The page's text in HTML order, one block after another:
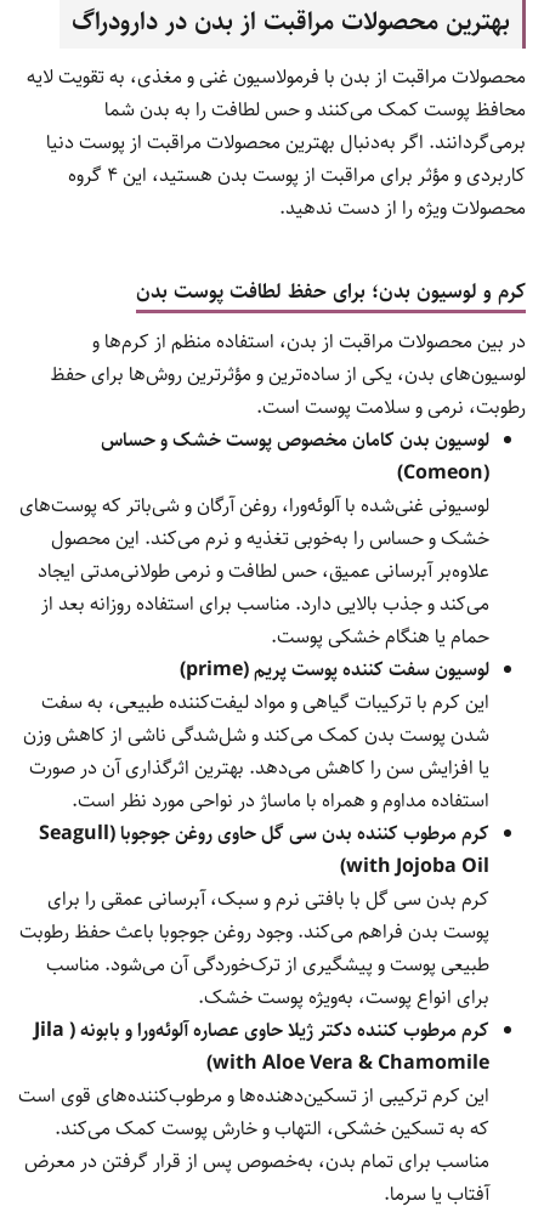
بهترین محصولات مراقبت از بدن در دارودراگ
محصولات مراقبت از بدن با فرمولاسیون غنی و مغذی، به تقویت لایه
محافظ پوست کمک می‌کنند و حس لطافت را به بدن شما
برمی‌گردانند. اگر به‌دنبال بهترین محصولات مراقبت از پوست دنیا
کاربردی و مؤثر برای مراقبت از پوست بدن هستید، این ۴ گروه
محصولات ویژه را از دست ندهید.
کرم و لوسیون بدن؛ برای حفظ لطافت پوست بدن
در بین محصولات مراقبت از بدن، استفاده منظم از کرم‌ها و
لوسیون‌های بدن، یکی از ساده‌ترین و مؤثرترین روش‌ها برای حفظ
رطوبت، نرمی و سلامت پوست است.
لوسیون بدن کامان مخصوص پوست خشک و حساس
(Comeon)
لوسیونی غنی‌شده با آلوئه‌ورا، روغن آرگان و شی‌باتر که پوست‌های
خشک و حساس را به‌خوبی تغذیه و نرم می‌کند. این محصول
علاوه‌بر آبرسانی عمیق، حس لطافت و نرمی طولانی‌مدتی ایجاد
می‌کند و جذب بالایی دارد. مناسب برای استفاده روزانه بعد از
حمام یا هنگام خشکی پوست.
لوسیون سفت کننده پوست پریم (prime)
این کرم با ترکیبات گیاهی و مواد لیفت‌کننده طبیعی، به سفت
شدن پوست بدن کمک می‌کند و شل‌شدگی ناشی از کاهش وزن
یا افزایش سن را کاهش می‌دهد. بهترین اثرگذاری آن در صورت
استفاده مداوم و همراه با ماساژ در نواحی مورد نظر است.
کرم مرطوب کننده بدن سی گل حاوی روغن جوجوبا (Seagull
with Jojoba Oil)
کرم بدن سی گل با بافتی نرم و سبک، آبرسانی عمقی را برای
پوست بدن فراهم می‌کند. وجود روغن جوجوبا باعث حفظ رطوبت
طبیعی پوست و پیشگیری از ترک‌خوردگی آن می‌شود. مناسب
برای انواع پوست، به‌ویژه پوست خشک.
کرم مرطوب کننده دکتر ژیلا حاوی عصاره آلوئه‌ورا و بابونه ( Jila
with Aloe Vera & Chamomile)
این کرم ترکیبی از تسکین‌دهنده‌ها و مرطوب‌کننده‌های قوی است
که به تسکین خشکی، التهاب و خارش پوست کمک می‌کند.
مناسب برای تمام بدن، به‌خصوص پس از قرار گرفتن در معرض
آفتاب یا سرما.